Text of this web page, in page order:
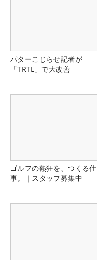
パターこじらせ記者が
「TRTL」で大改善
ゴルフの熱狂を、つくる仕
事。｜スタッフ募集中